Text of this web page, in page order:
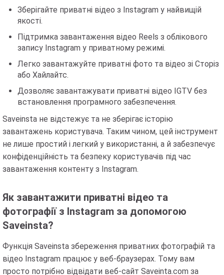
Зберігайте приватні відео з Instagram у найвищій
якості.
Підтримка завантаження відео Reels з облікового
запису Instagram у приватному режимі.
Легко завантажуйте приватні фото та відео зі Сторіз
або Хайлайтс.
Дозволяє завантажувати приватні відео IGTV без
встановлення програмного забезпечення.
Saveinsta не відстежує та не зберігає історію
завантажень користувача. Таким чином, цей інструмент
не лише простий і легкий у використанні, а й забезпечує
конфіденційність та безпеку користувачів під час
завантаження контенту з Instagram.
Як завантажити приватні відео та
фотографії з Instagram за допомогою
Saveinsta?
Функція Saveinsta збереження приватних фотографій та
відео Instagram працює у веб-браузерах. Тому вам
просто потрібно відвідати веб-сайт Saveinta.com за